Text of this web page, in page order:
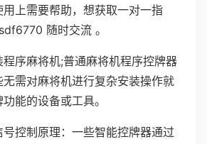
上需要帮助，想获取一对一指
随时交流 。
程序麻将机;普通麻将机程序控牌器
需对麻将机进行复杂安装操作就
能的设备或工具。
号控制原理：一些智能控牌器通过